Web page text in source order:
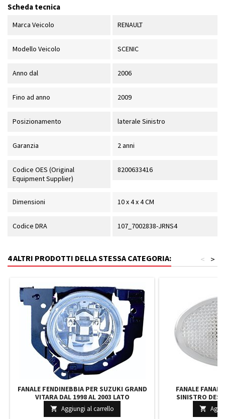
Scheda tecnica
Marca Veicolo RENAULT
Modello Veicolo SCENIC
Anno dal 2006
Fino ad anno 2009
Posizionamento laterale Sinistro
Garanzia 2 anni
Codice OES (Original
Equipment Supplier)
8200633416
Dimensioni 10 x 4 x 4 CM
Codice DRA 107_7002838-JRNS4
4 ALTRI PRODOTTI DELLA STESSA CATEGORIA: >
<
FANALE FENDINEBBIA PER SUZUKI GRAND
VITARA DAL 1998 AL 2003 LATO
CONDUCENTE H3
 Aggiungi al carrello
FANALE
SINISTRO
TRANSIT
